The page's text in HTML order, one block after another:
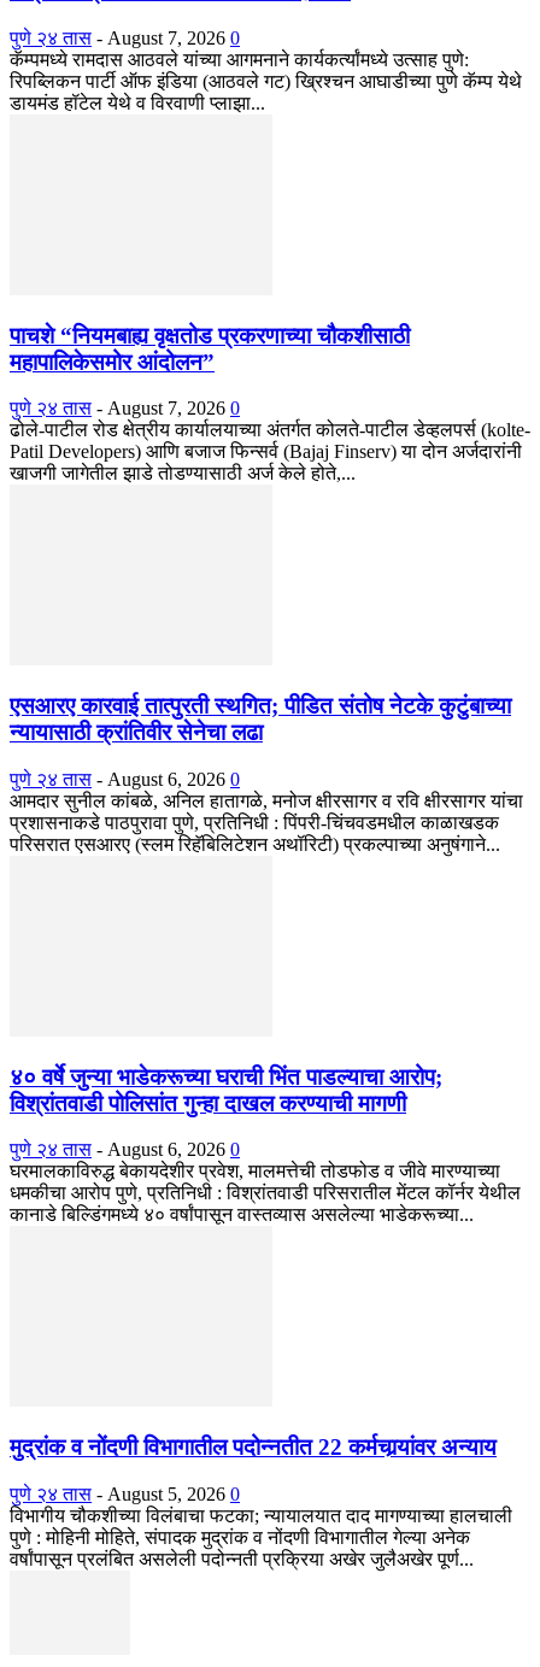
पुणे २४ तास - August 7, 2026 0
कॅम्पमध्ये रामदास आठवले यांच्या आगमनाने कार्यकर्त्यांमध्ये उत्साह पुणे:
रिपब्लिकन पार्टी ऑफ इंडिया (आठवले गट) ख्रिश्चन आघाडीच्या पुणे कॅम्प येथे
डायमंड हॉटेल येथे व विरवाणी प्लाझा...
पाचशे “नियमबाह्य वृक्षतोड प्रकरणाच्या चौकशीसाठी
महापालिकेसमोर आंदोलन”
पुणे २४ तास - August 7, 2026 0
ढोले-पाटील रोड क्षेत्रीय कार्यालयाच्या अंतर्गत कोलते-पाटील डेव्हलपर्स (kolte-
Patil Developers) आणि बजाज फिन्सर्व (Bajaj Finserv) या दोन अर्जदारांनी
खाजगी जागेतील झाडे तोडण्यासाठी अर्ज केले होते,...
एसआरए कारवाई तात्पुरती स्थगित; पीडित संतोष नेटके कुटुंबाच्या
न्यायासाठी क्रांतिवीर सेनेचा लढा
पुणे २४ तास - August 6, 2026 0
आमदार सुनील कांबळे, अनिल हातागळे, मनोज क्षीरसागर व रवि क्षीरसागर यांचा
प्रशासनाकडे पाठपुरावा पुणे, प्रतिनिधी : पिंपरी-चिंचवडमधील काळाखडक
परिसरात एसआरए (स्लम रिहॅबिलिटेशन अथॉरिटी) प्रकल्पाच्या अनुषंगाने...
४० वर्षे जुन्या भाडेकरूच्या घराची भिंत पाडल्याचा आरोप;
विश्रांतवाडी पोलिसांत गुन्हा दाखल करण्याची मागणी
पुणे २४ तास - August 6, 2026 0
घरमालकाविरुद्ध बेकायदेशीर प्रवेश, मालमत्तेची तोडफोड व जीवे मारण्याच्या
धमकीचा आरोप पुणे, प्रतिनिधी : विश्रांतवाडी परिसरातील मेंटल कॉर्नर येथील
कानाडे बिल्डिंगमध्ये ४० वर्षांपासून वास्तव्यास असलेल्या भाडेकरूच्या...
मुद्रांक व नोंदणी विभागातील पदोन्नतीत 22 कर्मचार्‍यांवर अन्याय
पुणे २४ तास - August 5, 2026 0
विभागीय चौकशीच्या विलंबाचा फटका; न्यायालयात दाद मागण्याच्या हालचाली
पुणे : मोहिनी मोहिते, संपादक मुद्रांक व नोंदणी विभागातील गेल्या अनेक
वर्षांपासून प्रलंबित असलेली पदोन्नती प्रक्रिया अखेर जुलैअखेर पूर्ण...